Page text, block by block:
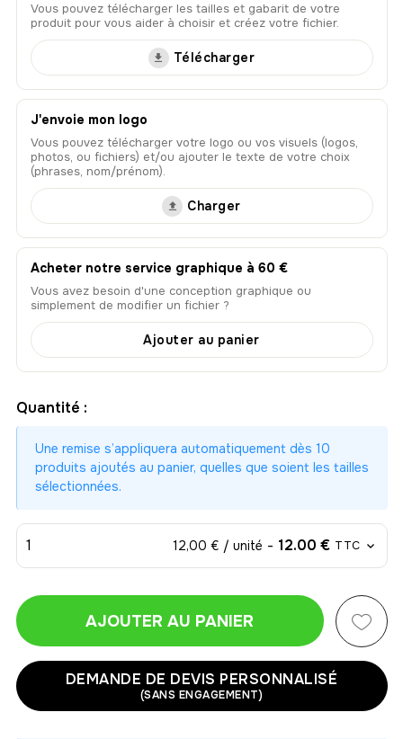
Vous pouvez télécharger les tailles et gabarit de votre
produit pour vous aider à choisir et créez votre fichier.
Télécharger
J'envoie mon logo
Vous pouvez télécharger votre logo ou vos visuels (logos,
photos, ou fichiers) et/ou ajouter le texte de votre choix
(phrases, nom/prénom).
Charger
Acheter notre service graphique à 60 €
Vous avez besoin d'une conception graphique ou
simplement de modifier un fichier ?
Ajouter au panier
Quantité :
Une remise s’appliquera automatiquement dès 10
produits ajoutés au panier, quelles que soient les tailles
sélectionnées.
1 12,00 € / unité - 12.00 € TTC
1
12,00 € / unité - 12.00 € TTC
2
AJOUTER AU PANIER
DEMANDE DE DEVIS PERSONNALISÉ
(SANS ENGAGEMENT)